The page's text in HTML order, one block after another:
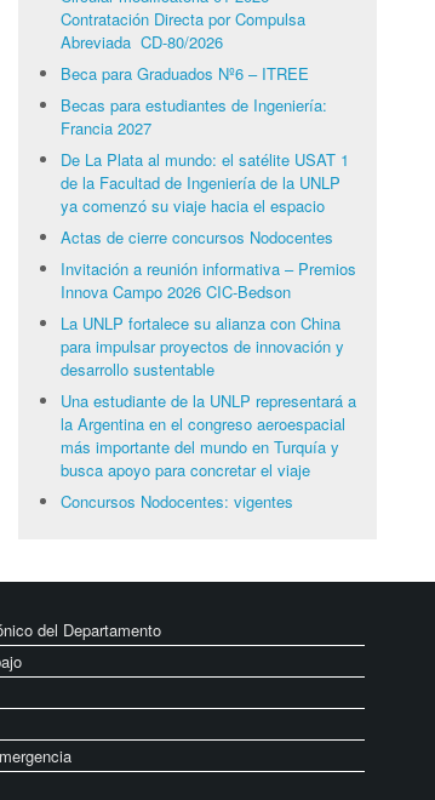
Contratación Directa por Compulsa
Abreviada CD-80/2026
Beca para Graduados Nº6 – ITREE
Becas para estudiantes de Ingeniería:
Francia 2027
De La Plata al mundo: el satélite USAT 1
de la Facultad de Ingeniería de la UNLP
ya comenzó su viaje hacia el espacio
Actas de cierre concursos Nodocentes
Invitación a reunión informativa – Premios
Innova Campo 2026 CIC-Bedson
La UNLP fortalece su alianza con China
para impulsar proyectos de innovación y
desarrollo sustentable
Una estudiante de la UNLP representará a
la Argentina en el congreso aeroespacial
más importante del mundo en Turquía y
busca apoyo para concretar el viaje
Concursos Nodocentes: vigentes
del Departamento